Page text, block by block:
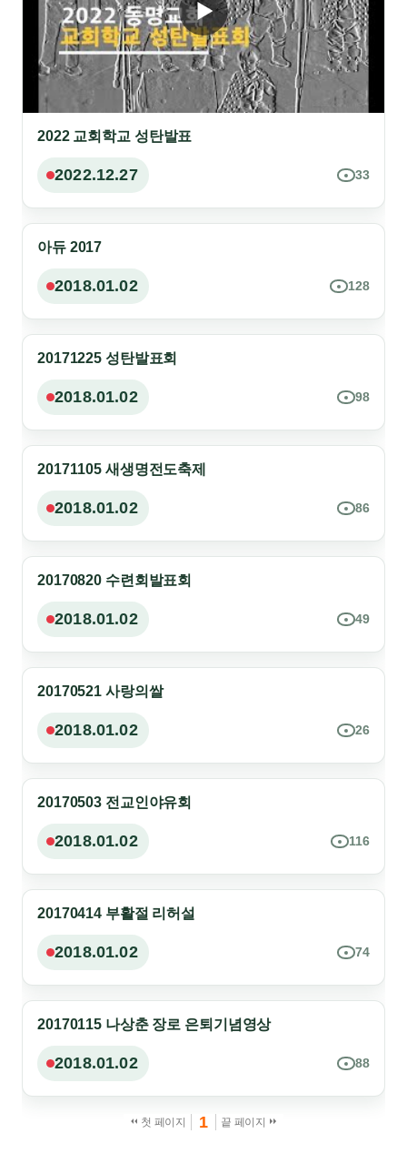
2022 교회학교 성탄발표
2022.12.27 33
현재 볼 수 없는 영상
아듀 2017
2018.01.02 128
현재 볼 수 없는 영상
20171225 성탄발표회
2018.01.02 98
현재 볼 수 없는 영상
20171105 새생명전도축제
2018.01.02 86
현재 볼 수 없는 영상
20170820 수련회발표회
2018.01.02 49
현재 볼 수 없는 영상
20170521 사랑의쌀
2018.01.02 26
현재 볼 수 없는 영상
20170503 전교인야유회
2018.01.02 116
현재 볼 수 없는 영상
20170414 부활절 리허설
2018.01.02 74
현재 볼 수 없는 영상
20170115 나상춘 장로 은퇴기념영상
2018.01.02 88
첫 페이지 1 끝 페이지